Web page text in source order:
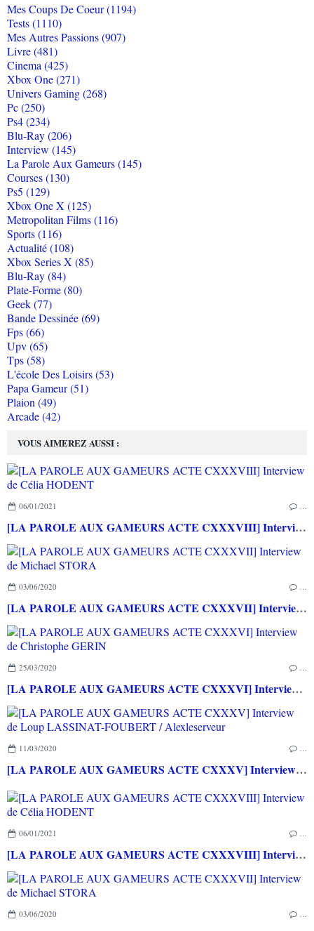
VOUS AIMEREZ AUSSI :
06/01/2021
[LA PAROLE AUX GAMEURS ACTE CXXXVIII] Interview de Célia HODENT
03/06/2020
[LA PAROLE AUX GAMEURS ACTE CXXXVII] Interview de Michael STORA
25/03/2020
[LA PAROLE AUX GAMEURS ACTE CXXXVI] Interview de Christophe GERIN
11/03/2020
[LA PAROLE AUX GAMEURS ACTE CXXXV] Interview de Loup LASSINAT-FOUBERT / Alexleserveur
06/01/2021
[LA PAROLE AUX GAMEURS ACTE CXXXVIII] Interview de Célia HODENT
03/06/2020
Mes Coups De Coeur (1194)
Tests (1110)
Mes Autres Passions (907)
Livre (481)
Cinema (425)
Xbox One (271)
Univers Gaming (268)
Pc (250)
Ps4 (234)
Blu-Ray (206)
Interview (145)
La Parole Aux Gameurs (145)
Courses (130)
Ps5 (129)
Xbox One X (125)
Metropolitan Films (116)
Sports (116)
Actualité (108)
Xbox Series X (85)
Blu-Ray (84)
Plate-Forme (80)
Geek (77)
Bande Dessinée (69)
Fps (66)
Upv (65)
Tps (58)
L'école Des Loisirs (53)
Papa Gameur (51)
Plaion (49)
Arcade (42)